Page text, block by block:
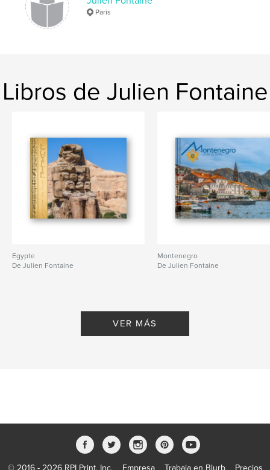
Paris
Libros de Julien Fontaine
Egypte
De Julien Fontaine
Montenegro
De Julien Fontaine
VER MÁS